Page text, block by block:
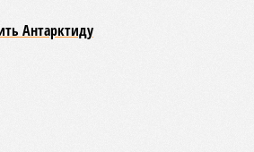
Антарктиду